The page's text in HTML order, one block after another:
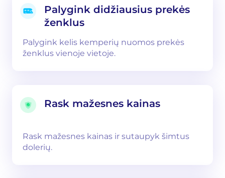
Palygink didžiausius prekės
ženklus
Palygink kelis kemperių nuomos prekės
ženklus vienoje vietoje.
Rask mažesnes kainas
Rask mažesnes kainas ir sutaupyk šimtus
dolerių.